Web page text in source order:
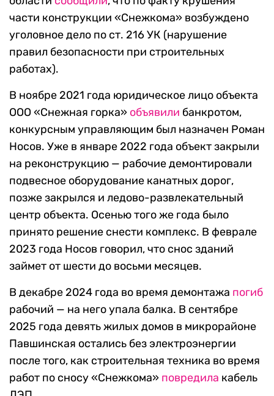
части конструкции «Снежкома» возбуждено
уголовное дело по ст. 216 УК (нарушение
правил безопасности при строительных
работах).
В ноябре 2021 года юридическое лицо объекта
ООО «Снежная горка» объявили банкротом,
конкурсным управляющим был назначен Роман
Носов. Уже в январе 2022 года объект закрыли
на реконструкцию — рабочие демонтировали
подвесное оборудование канатных дорог,
позже закрылся и ледово-развлекательный
центр объекта. Осенью того же года было
принято решение снести комплекс. В феврале
2023 года Носов говорил, что снос зданий
займет от шести до восьми месяцев.
В декабре 2024 года во время демонтажа погиб
рабочий — на него упала балка. В сентябре
2025 года девять жилых домов в микрорайоне
Павшинская остались без электроэнергии
после того, как строительная техника во время
работ по сносу «Снежкома» повредила кабель